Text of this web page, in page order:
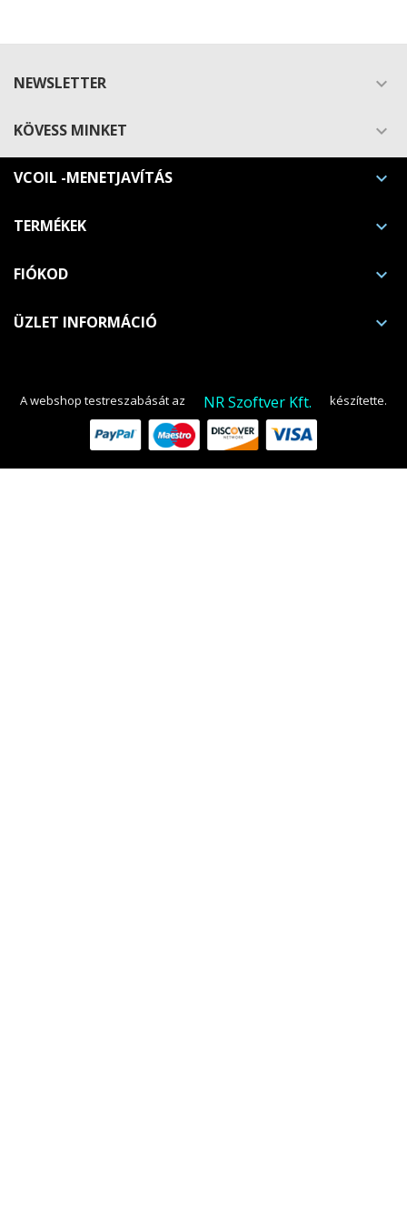
NEWSLETTER 
KÖVESS MINKET 
VCOIL -MENETJAVÍTÁS 
TERMÉKEK 
FIÓKOD 
ÜZLET INFORMÁCIÓ 
Kívánságlistáim
add_circle_outline Új lista létrehozása
Kívánságlista létrehozása
Kívánságlista neve
Bejelentkezés
A webshop testreszabását az NR Szoftver Kft. készítette.